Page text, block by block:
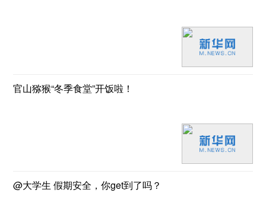
官山猕猴“冬季食堂”开饭啦！
@大学生 假期安全，你get到了吗？